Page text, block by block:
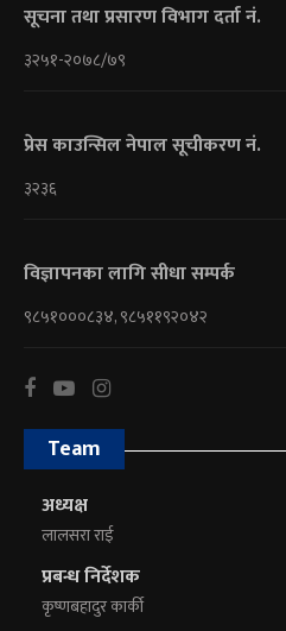
सूचना तथा प्रसारण विभाग दर्ता नं.
३२५१-२०७८/७९
प्रेस काउन्सिल नेपाल सूचीकरण नं.
३२३६
विज्ञापनका लागि सीधा सम्पर्क
९८५१०००८३४, ९८५११९२०४२
Team
अध्यक्ष
लालसरा राई
प्रबन्ध निर्देशक
कृष्णबहादुर कार्की